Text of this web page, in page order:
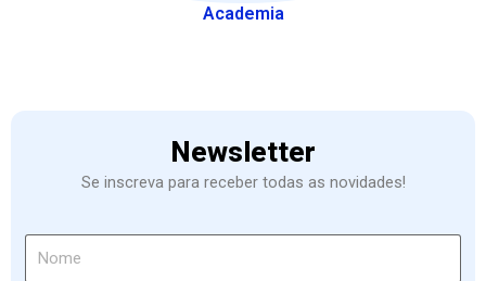
Academia
Newsletter
Se inscreva para receber todas as novidades!